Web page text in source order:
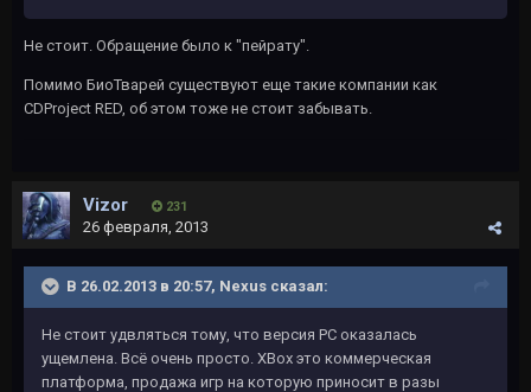
Не стоит. Обращение было к "пейрату".
Помимо БиоТварей существуют еще такие компании как
CDProject RED, об этом тоже не стоит забывать.
Vizor 231
26 февраля, 2013
В 26.02.2013 в 20:57, Nexus сказал:
Не стоит удвляться тому, что версия PC оказалась
ущемлена. Всё очень просто. XBox это коммерческая
платформа, продажа игр на которую приносит в разы